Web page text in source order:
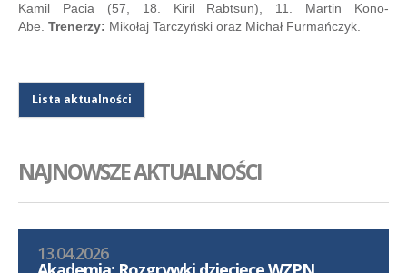
Kamil Pacia (57, 18. Kiril Rabtsun), 11. Martin Kono-
Abe. Trenerzy: Mikołaj Tarczyński oraz Michał Furmańczyk.
Lista aktualności
NAJNOWSZE AKTUALNOŚCI
13.04.2026